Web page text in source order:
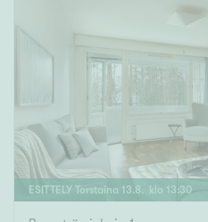
ESITTELY Torstaina 13.8. klo 13:30